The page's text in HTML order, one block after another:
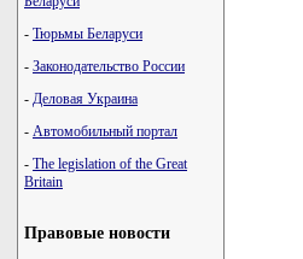
- Тюрьмы Беларуси
- Законодательство России
- Деловая Украина
- Автомобильный портал
- The legislation of the Great
Britain
Правовые новости